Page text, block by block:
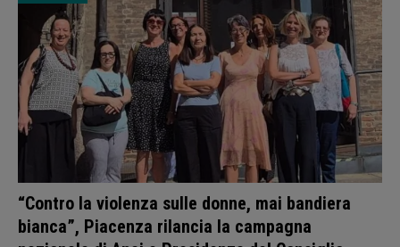
“Contro la violenza sulle donne, mai bandiera
bianca”, Piacenza rilancia la campagna